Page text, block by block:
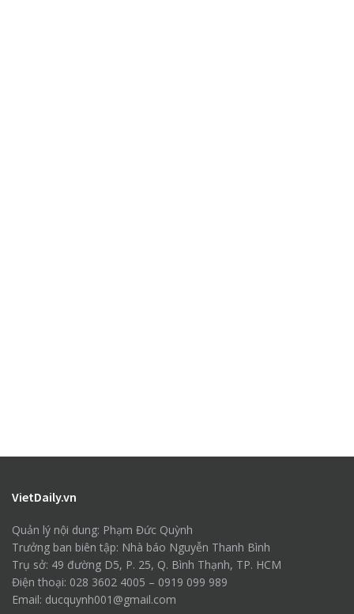
VietDaily.vn
Quản lý nội dung: Phạm Đức Quỳnh
Trưởng ban biên tập: Nhà báo Nguyễn Thanh Bình
Trụ sở: 49 đường D5, P. 25, Q. Bình Thạnh, TP. HCM
Điện thoại: 028 3602 4005 – 0919 099 989
Email: ducquynh001@gmail.com